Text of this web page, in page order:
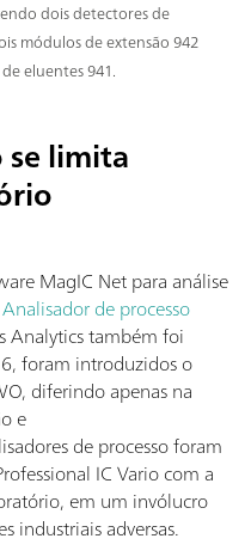
dois detectores de
módulos de extensão 942
eluentes 941.
limita
MagIC Net para análise
Analisador de processo
Analytics também foi
foram introduzidos o
diferindo apenas na
e
de processo foram
IC Vario com a
em um invólucro
industriais adversas.